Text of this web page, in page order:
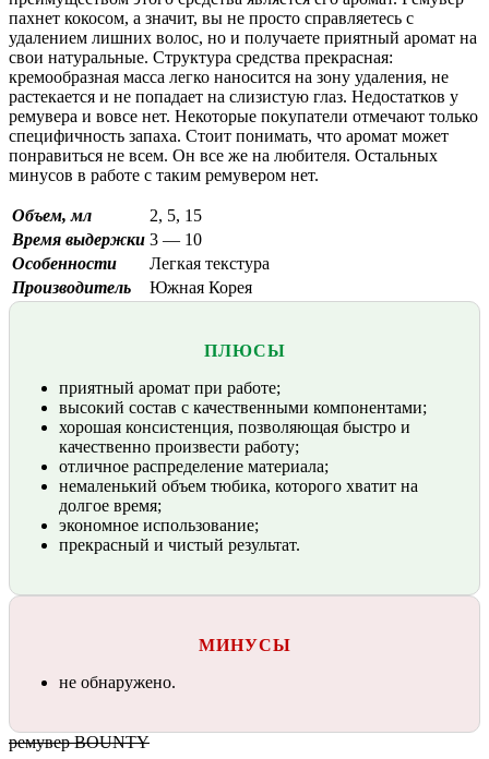
пахнет кокосом, а значит, вы не просто справляетесь с
удалением лишних волос, но и получаете приятный аромат на
свои натуральные. Структура средства прекрасная:
кремообразная масса легко наносится на зону удаления, не
растекается и не попадает на слизистую глаз. Недостатков у
ремувера и вовсе нет. Некоторые покупатели отмечают только
специфичность запаха. Стоит понимать, что аромат может
понравиться не всем. Он все же на любителя. Остальных
минусов в работе с таким ремувером нет.
Объем, мл
2, 5, 15
Время выдержки 3 — 10
Особенности
Легкая текстура
Производитель
Южная Корея
ПЛЮСЫ
приятный аромат при работе;
высокий состав с качественными компонентами;
хорошая консистенция, позволяющая быстро и
качественно произвести работу;
отличное распределение материала;
немаленький объем тюбика, которого хватит на
долгое время;
экономное использование;
прекрасный и чистый результат.
МИНУСЫ
не обнаружено.
ремувер BOUNTY